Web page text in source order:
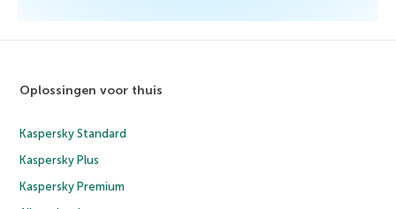
Oplossingen voor thuis
Kaspersky Standard
Kaspersky Plus
Kaspersky Premium